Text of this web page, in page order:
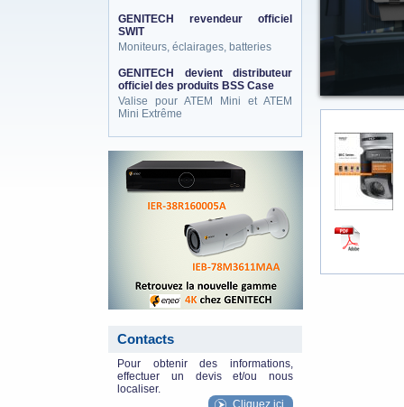
GENITECH revendeur officiel
SWIT
Moniteurs, éclairages, batteries
GENITECH devient distributeur
officiel des produits BSS Case
Valise pour ATEM Mini et ATEM
Mini Extrême
Contacts
Pour obtenir des informations,
effectuer un devis et/ou nous
localiser.
Cliquez ici